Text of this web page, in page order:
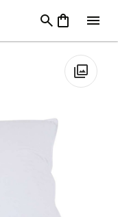
Hovedpude
🔍